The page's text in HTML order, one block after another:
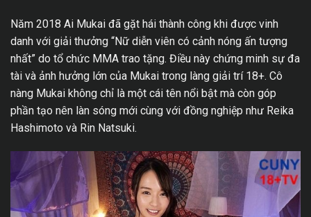
Năm 2018 Ai Mukai đã gặt hái thành công khi được vinh
danh với giải thưởng “Nữ diễn viên có cảnh nóng ấn tượng
nhất” do tổ chức MMA trao tặng. Điều này chứng minh sự đa
tài và ảnh hưởng lớn của Mukai trong làng giải trí 18+. Cô
nàng Mukai không chỉ là một cái tên nổi bật mà còn góp
phần tạo nên làn sóng mới cùng với đồng nghiệp như Reika
Hashimoto và Rin Natsuki.